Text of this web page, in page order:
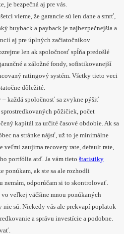
je bezpečná aj pre vás.
vieme, že garancie sú len dane a smrť,
buyback a payback je najbezpečnejšia a
aj pre úplných začiatočníkov
len ak spoločnosť spĺňa predošlé
a záložné fondy, sofistikovanejší
ratingový systém. Všetky tieto veci
dôležité.
– každá spoločnosť sa zvykne pýšiť
pôžičiek, počet
kapitál za určité časové obdobie. Ak sa
na stránke nájsť, už to je minimálne
veľmi zaujíma recovery rate, default rate,
portfólia atď. Ja vám tieto štatistiky
ponúkam, ak ste sa ale rozhodli
nemám, odporúčam si to skontrolovať.
veľkej väčšine mnou ponúkaných
sú. Niekedy vás ale prekvapí poplatok
a správu investície a podobne.